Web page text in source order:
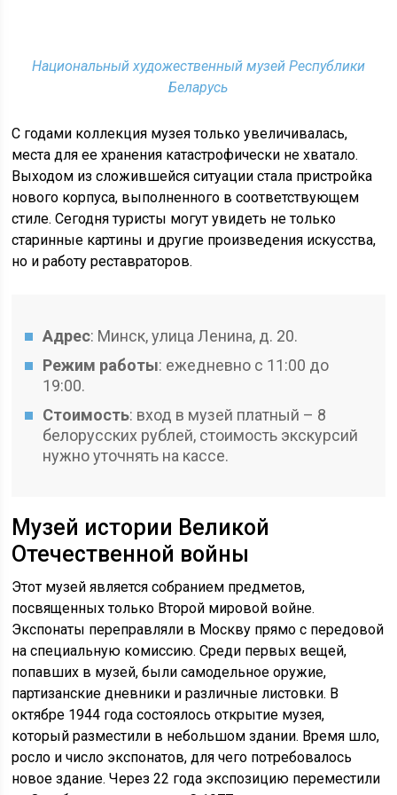
Национальный художественный музей Республики
Беларусь
С годами коллекция музея только увеличивалась,
места для ее хранения катастрофически не хватало.
Выходом из сложившейся ситуации стала пристройка
нового корпуса, выполненного в соответствующем
стиле. Сегодня туристы могут увидеть не только
старинные картины и другие произведения искусства,
но и работу реставраторов.
Адрес: Минск, улица Ленина, д. 20.
Режим работы: ежедневно с 11:00 до
19:00.
Стоимость: вход в музей платный – 8
белорусских рублей, стоимость экскурсий
нужно уточнять на кассе.
Музей истории Великой
Отечественной войны
Этот музей является собранием предметов,
посвященных только Второй мировой войне.
Экспонаты переправляли в Москву прямо с передовой
на специальную комиссию. Среди первых вещей,
попавших в музей, были самодельное оружие,
партизанские дневники и различные листовки. В
октябре 1944 года состоялось открытие музея,
который разместили в небольшом здании. Время шло,
росло и число экспонатов, для чего потребовалось
новое здание. Через 22 года экспозицию переместили